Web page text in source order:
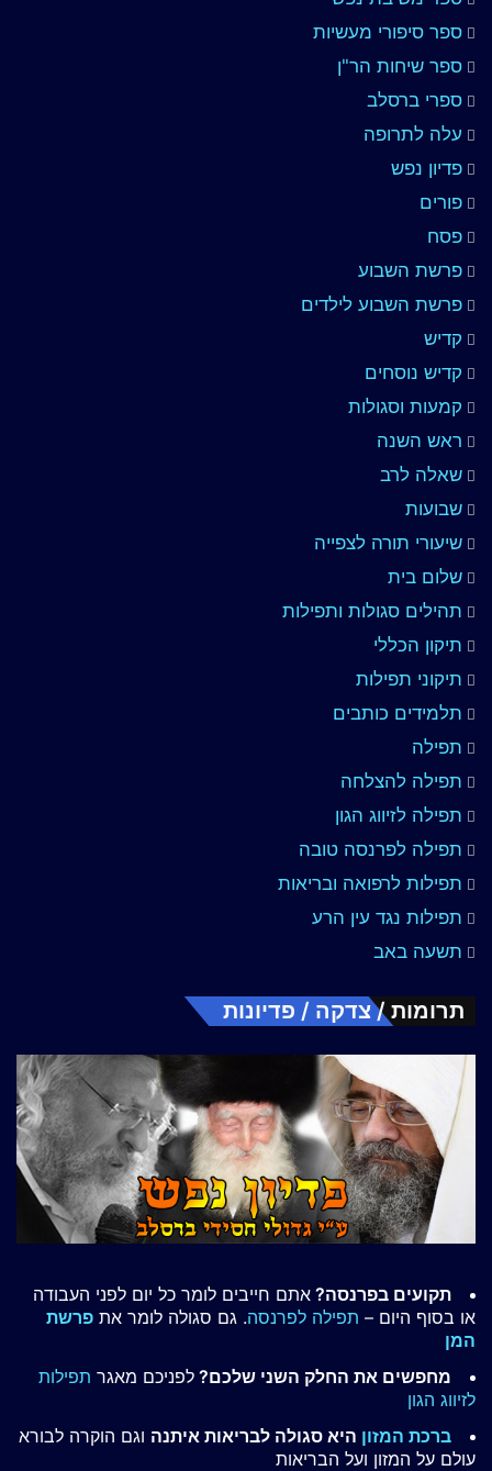
ספר סיפורי מעשיות
ספר שיחות הר"ן
ספרי ברסלב
עלה לתרופה
פדיון נפש
פורים
פסח
פרשת השבוע
פרשת השבוע לילדים
קדיש
קדיש נוסחים
קמעות וסגולות
ראש השנה
שאלה לרב
שבועות
שיעורי תורה לצפייה
שלום בית
תהילים סגולות ותפילות
תיקון הכללי
תיקוני תפילות
תלמידים כותבים
תפילה
תפילה להצלחה
תפילה לזיווג הגון
תפילה לפרנסה טובה
תפילות לרפואה ובריאות
תפילות נגד עין הרע
תשעה באב
תרומות / צדקה / פדיונות
תקועים בפרנסה? אתם חייבים לומר כל יום לפני העבודה
או בסוף היום – תפילה לפרנסה. גם סגולה לומר את פרשת
המן
מחפשים את החלק השני שלכם? לפניכם מאגר תפילות
לזיווג הגון
ברכת המזון היא סגולה לבריאות איתנה וגם הוקרה לבורא
עולם על המזון ועל הבריאות